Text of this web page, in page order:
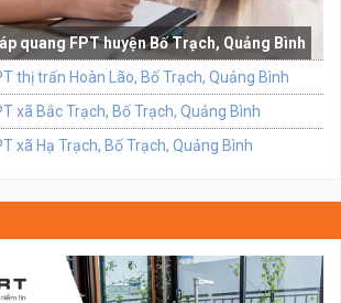
quang FPT huyện Bố Trạch, Quảng Bình
thị trấn Hoàn Lão, Bố Trạch, Quảng Bình
xã Bắc Trạch, Bố Trạch, Quảng Bình
xã Hạ Trạch, Bố Trạch, Quảng Bình